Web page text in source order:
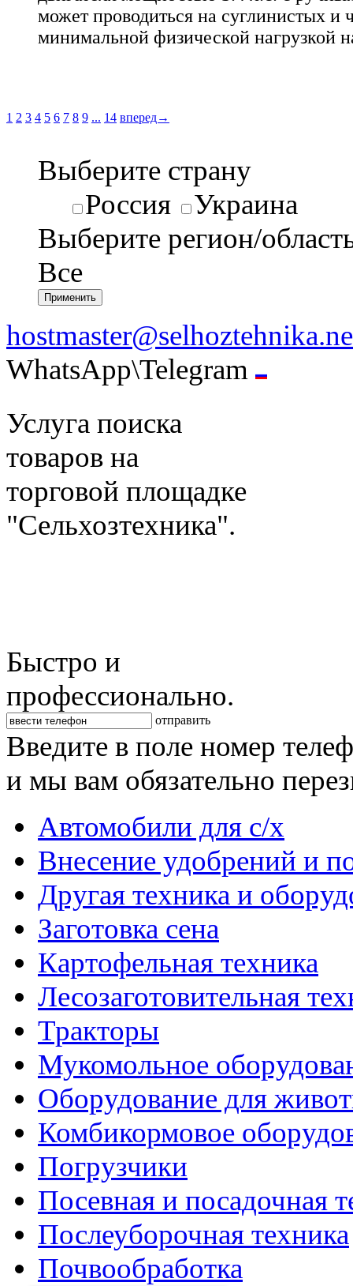
может проводиться на суглинистых и
минимальной физической нагрузкой
1 2 3 4 5 6 7 8 9 ... 14 вперед→
Выберите страну
Россия
Украина
Выберите регион/
Все
WhatsApp\Telegram
Услуга поиска
товаров на
торговой площадке
"Сельхозтехника".
Быстро и
профессионально.
отправить
Введите в поле номер
и мы вам обязательно
Автомобили для с/х
Внесение удобрений и
Другая техника и
Заготовка сена
Картофельная техника
Лесозаготовительная
Тракторы
Мукомольное
Оборудование для
Комбикормовое
Погрузчики
Посевная и посадочная
Послеуборочная техника
Почвообработка